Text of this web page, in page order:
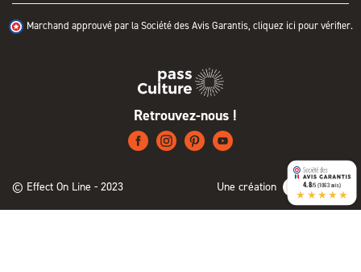
Marchand approuvé par la Société des Avis Garantis, cliquez ici pour vérifier.
Retrouvez-nous !
© Effect On Line - 2023 Une création 4.8/5 (1063 avis)
★★★★★